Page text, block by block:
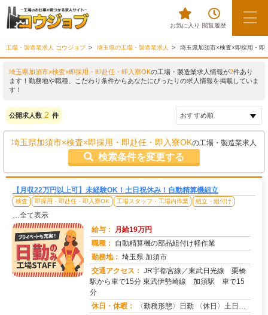
お気に入り 閲覧履歴
工場・製造業求人 コウジョブ 埼玉県の工場・製造業求人 埼玉県加須市×検査×即採用・即
埼玉県加須市×検査×即採用・即赴任・即入寮OKの工場・製造業求人情報が2件あり
ます！勤務地や職種、こだわり条件からあなたにぴったりの求人情報を掲載していま
す！
公開求人数 2 件
埼玉県加須市×検査×即採用・即赴任・即入寮OKの工場・製造業求人
検索条件を変更する
【月収22万円以上可】未経験OK！土日祝休み！自動精算機組立
検査 即採用・即赴任・即入寮OK 工場スタッフ・工場内作業 組立・組付け
…全て表示
給与： 月給19万円
職種： 自動精算機の部品組付け軽作業
勤務地： 埼玉県 加須市
交通アクセス： JR宇都宮線／東武日光線 栗橋
駅から車で15分 東武伊勢崎線 加須駅 車で15
分
休日・休暇：
〈勤務形態〉日勤 〈休日〉土日祝 ★ＧＷ ★夏季休暇 ★冬季休暇 ★年末年始